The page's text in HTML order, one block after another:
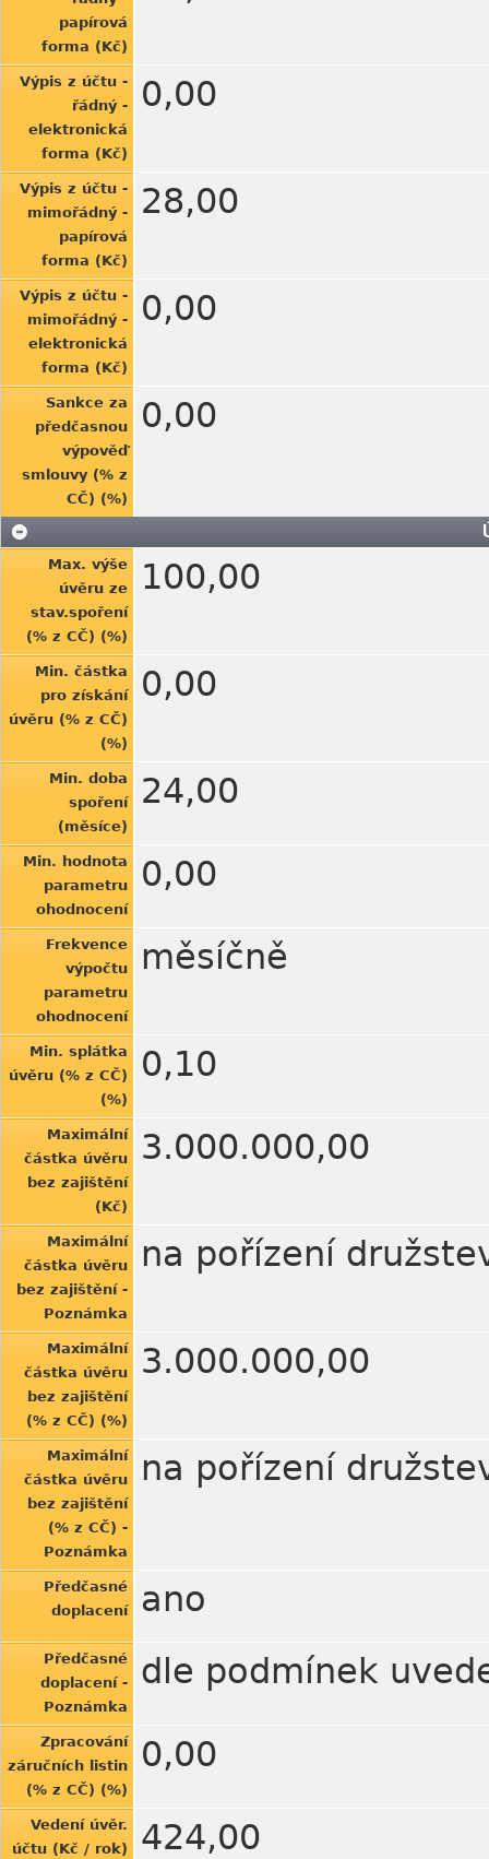
papírová
forma (Kč)
Výpis z účtu -
řádný -
elektronická
forma (Kč)
0,00
Výpis z účtu -
mimořádný -
papírová
forma (Kč)
28,00
Výpis z účtu -
mimořádný -
elektronická
forma (Kč)
0,00
Sankce za
předčasnou
výpověď
smlouvy (% z
CČ) (%)
0,00
Max. výše
úvěru ze
stav.spoření
(% z CČ) (%)
100,00
Min. částka
pro získání
úvěru (% z CČ)
(%)
0,00
Min. doba
spoření
(měsíce)
24,00
Min. hodnota
parametru
ohodnocení
0,00
Frekvence
výpočtu
parametru
ohodnocení
měsíčně
Min. splátka
úvěru (% z CČ)
(%)
0,10
Maximální
částka úvěru
bez zajištění
(Kč)
3.000.000,00
Maximální
částka úvěru
bez zajištění -
Poznámka
na pořízení
Maximální
částka úvěru
bez zajištění
(% z CČ) (%)
3.000.000,00
Maximální
částka úvěru
bez zajištění
(% z CČ) -
Poznámka
na pořízení
Předčasné
doplacení
ano
Předčasné
doplacení -
Poznámka
dle podmínek
Zpracování
záručních listin
(% z CČ) (%)
0,00
Vedení úvěr.
účtu (Kč / rok)
424,00